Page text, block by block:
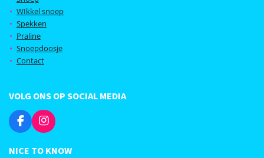
WIkkel snoep
Spekken
Praline
Snoepdoosje
Contact
VOLG ONS OP SOCIAL MEDIA
F
a
c
I
n
s
NICE TO KNOW